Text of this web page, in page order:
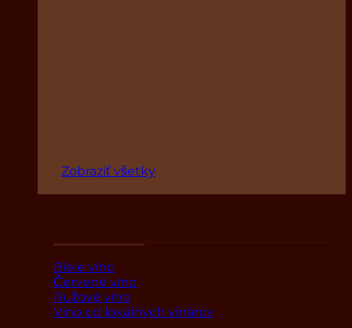
Zobraziť všetky
Biele víno
Červené víno
Ružové víno
Víno od lokálnych vinárov